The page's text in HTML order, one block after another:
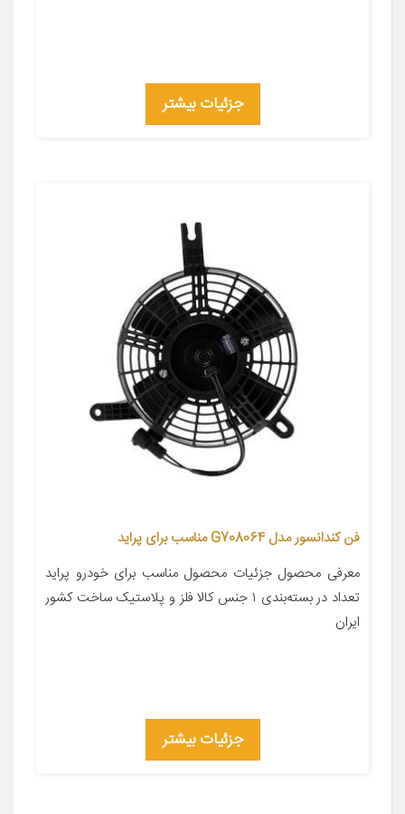
جزئیات بیشتر
فن کندانسور مدل G708064 مناسب برای پراید
معرفی محصول جزئیات محصول مناسب برای خودرو پراید
تعداد در بسته‌بندی ۱ جنس کالا فلز و پلاستیک ساخت کشور
ایران
جزئیات بیشتر